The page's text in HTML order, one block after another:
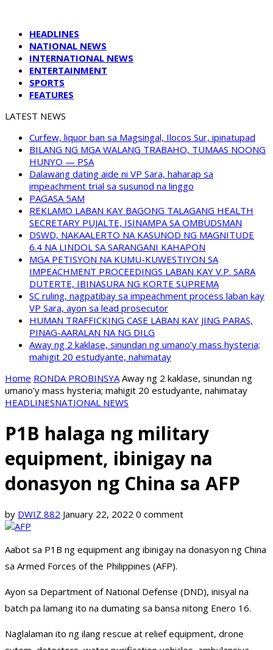
HEADLINES
NATIONAL NEWS
INTERNATIONAL NEWS
ENTERTAINMENT
SPORTS
FEATURES
LATEST NEWS
Curfew, liquor ban sa Magsingal, Ilocos Sur, ipinatupad
BILANG NG MGA WALANG TRABAHO, TUMAAS NOONG
HUNYO — PSA
Dalawang dating aide ni VP Sara, haharap sa
impeachment trial sa susunod na linggo
PAGASA 5AM
REKLAMO LABAN KAY BAGONG TALAGANG HEALTH
SECRETARY PUJALTE, ISINAMPA SA OMBUDSMAN
DSWD, NAKAALERTO NA KASUNOD NG MAGNITUDE
6.4 NA LINDOL SA SARANGANI KAHAPON
MGA PETISYON NA KUMU-KUWESTIYON SA
IMPEACHMENT PROCEEDINGS LABAN KAY V.P. SARA
DUTERTE, IBINASURA NG KORTE SUPREMA
SC ruling, nagpatibay sa impeachment process laban kay
VP Sara, ayon sa lead prosecutor
HUMAN TRAFFICKING CASE LABAN KAY JING PARAS,
PINAG-AARALAN NA NG DILG
Away ng 2 kaklase, sinundan ng umano’y mass hysteria;
mahigit 20 estudyante, nahimatay
Home RONDA PROBINSYA Away ng 2 kaklase, sinundan ng
umano’y mass hysteria; mahigit 20 estudyante, nahimatay
HEADLINESNATIONAL NEWS
P1B halaga ng military
equipment, ibinigay na
donasyon ng China sa AFP
by DWIZ 882 January 22, 2022 0 comment
Aabot sa P1B ng equipment ang ibinigay na donasyon ng China
sa Armed Forces of the Philippines (AFP).
Ayon sa Department of National Defense (DND), inisyal na
batch pa lamang ito na dumating sa bansa nitong Enero 16.
Naglalaman ito ng ilang rescue at relief equipment, drone